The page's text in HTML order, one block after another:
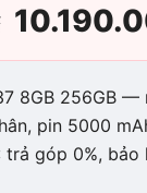
Giá
gốc
là:
8GB 256GB —
pin 5000
góp 0%, bảo